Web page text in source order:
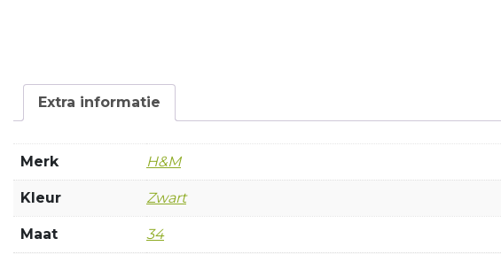
Extra informatie
Merk H&M
Kleur Zwart
Maat 34